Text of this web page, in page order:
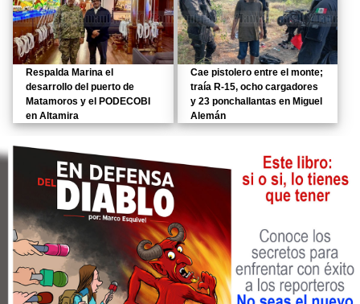
Respalda Marina el
desarrollo del puerto de
Matamoros y el PODECOBI
en Altamira
Cae pistolero entre el monte;
traía R-15, ocho cargadores
y 23 ponchallantas en Miguel
Alemán